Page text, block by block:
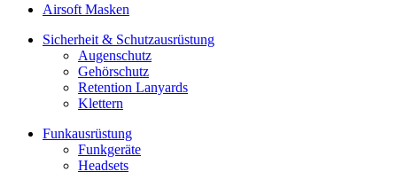
Airsoft Masken
Sicherheit & Schutzausrüstung
Augenschutz
Gehörschutz
Retention Lanyards
Klettern
Funkausrüstung
Funkgeräte
Headsets